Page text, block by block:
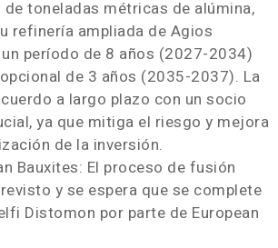
toneladas métricas de alúmina,
refinería ampliada de Agios
período de 8 años (2027-2034)
de 3 años (2035-2037). La
a largo plazo con un socio
ya que mitiga el riesgo y mejora
de la inversión.
Bauxites: El proceso de fusión
y se espera que se complete
Distomon por parte de European